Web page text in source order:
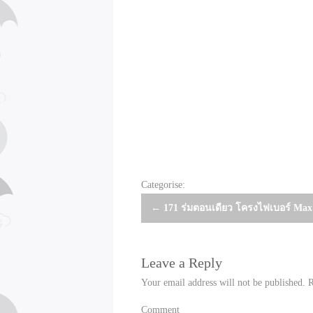
Categorise:
Post
← 171 ร่มตอนเดียว โครงไฟเบอร์
Leave a Reply
Your email address will not be published.
Comment